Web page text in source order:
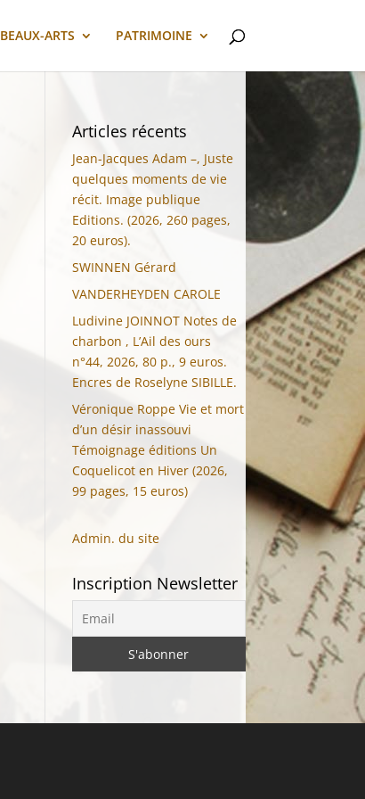
BEAUX-ARTS PATRIMOINE
Articles récents
Jean-Jacques Adam –, Juste
quelques moments de vie
récit. Image publique
Editions. (2026, 260 pages,
20 euros).
SWINNEN Gérard
VANDERHEYDEN CAROLE
Ludivine JOINNOT Notes de
charbon , L’Ail des ours
n°44, 2026, 80 p., 9 euros.
Encres de Roselyne SIBILLE.
Véronique Roppe Vie et mort
d’un désir inassouvi
Témoignage éditions Un
Coquelicot en Hiver (2026,
99 pages, 15 euros)
Admin. du site
Inscription Newsletter